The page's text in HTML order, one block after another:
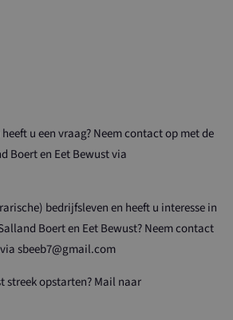
u een vraag? Neem contact op met de
Boert en Eet Bewust via
bedrijfsleven en heeft u interesse in
Boert en Eet Bewust? Neem contact
sbeeb7@gmail.com
streek opstarten? Mail naar